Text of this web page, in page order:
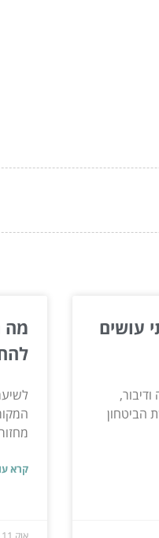
עושים
הביטחון
מה
קרא